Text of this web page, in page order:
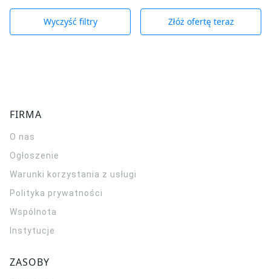
Wyczyść filtry Złóż ofertę teraz
FIRMA
O nas
Ogłoszenie
Warunki korzystania z usługi
Polityka prywatności
Wspólnota
Instytucje
ZASOBY